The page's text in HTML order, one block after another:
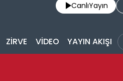
CanlıYayın
ZİRVE VİDEO YAYIN AKIŞI